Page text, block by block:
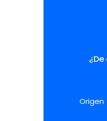
Origen